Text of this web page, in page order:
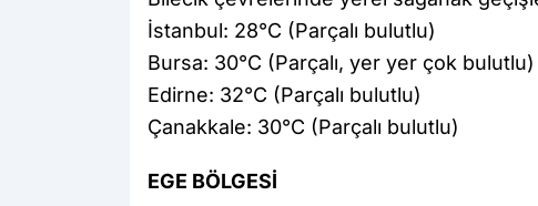
İstanbul: 28°C (Parçalı bulutlu)
Bursa: 30°C (Parçalı, yer yer çok bulutlu)
Edirne: 32°C (Parçalı bulutlu)
Çanakkale: 30°C (Parçalı bulutlu)
EGE BÖLGESİ